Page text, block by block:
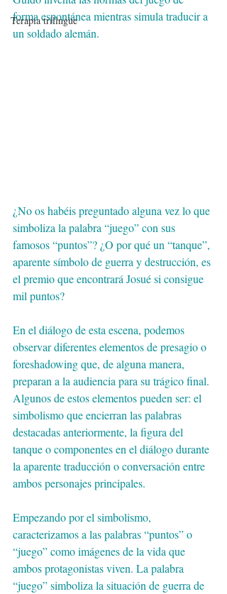
Terapia trilingüe
forma espontánea mientras simula traducir a
un soldado alemán.
¿No os habéis preguntado alguna vez lo que
simboliza la palabra “juego” con sus
famosos “puntos”? ¿O por qué un “tanque”,
aparente símbolo de guerra y destrucción, es
el premio que encontrará Josué si consigue
mil puntos?
En el diálogo de esta escena, podemos
observar diferentes elementos de presagio o
foreshadowing que, de alguna manera,
preparan a la audiencia para su trágico final.
Algunos de estos elementos pueden ser: el
simbolismo que encierran las palabras
destacadas anteriormente, la figura del
tanque o componentes en el diálogo durante
la aparente traducción o conversación entre
ambos personajes principales.
Empezando por el simbolismo,
caracterizamos a las palabras “puntos” o
“juego” como imágenes de la vida que
ambos protagonistas viven. La palabra
“juego” simboliza la situación de guerra de